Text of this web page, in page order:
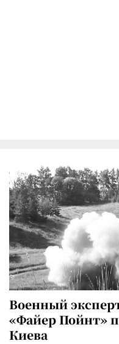
Военный
«Файер Пойнт»
Киева